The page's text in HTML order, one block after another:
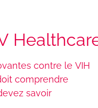
contre le VIH
comprendre
savoir